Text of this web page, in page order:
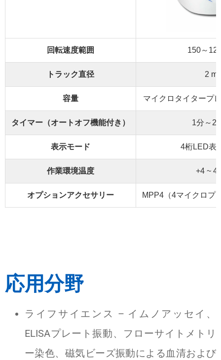
回転速度範囲 150～
トラック直径 2
容量 マイクロタイタープ
タイマー（オートオフ機能付き） 1分～
表示モード 4桁LED表
作業環境温度 +4 ~
オプションアクセサリー MPP4（4マイクロプ
応用分野
ライフサイエンス – イムノアッセイ、
ELISAプレート振動、フローサイトメトリ
ー染色、磁気ビーズ振動による血清および